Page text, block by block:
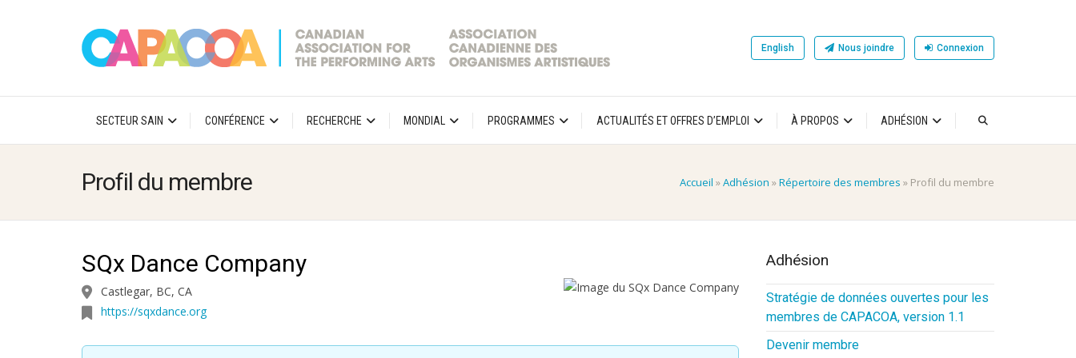
English Nous joindre Connexion
SECTEUR SAIN CONFÉRENCE RECHERCHE MONDIAL PROGRAMMES ACTUALITÉS ET OFFRES D’EMPLOI À PROPOS ADHÉSION
Accueil »Adhésion »Répertoire des membres » Profil du membre
Profil du membre
SQx Dance Company
Castlegar, BC, CA
https://sqxdance.org
Adhésion
Stratégie de données ouvertes pour les
membres de CAPACOA, version 1.1
Devenir membre